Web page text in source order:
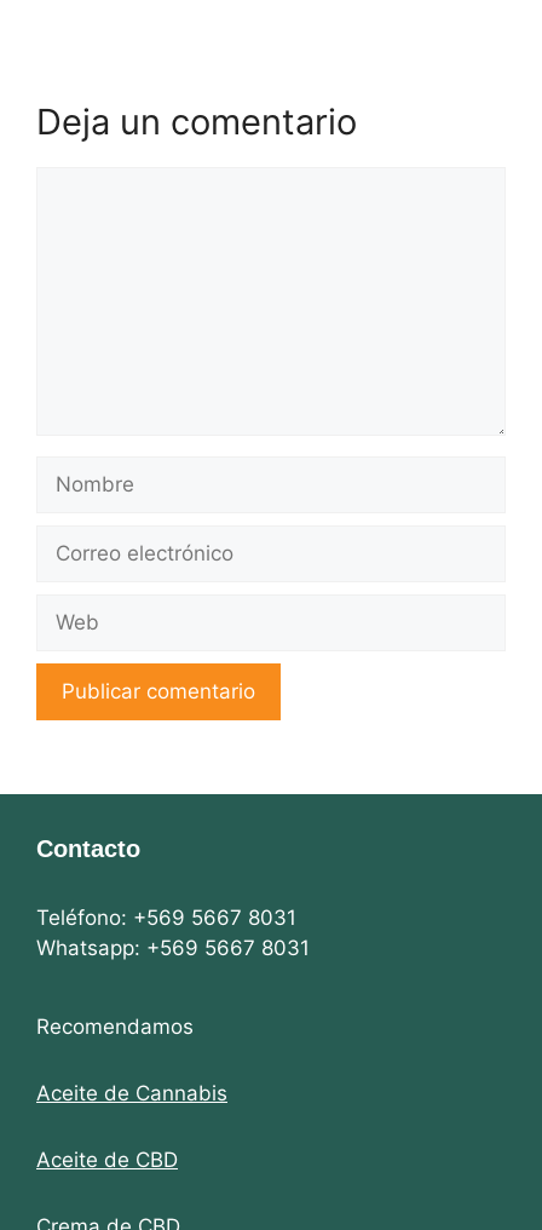
Deja un comentario
Nombre
Correo
Web
Contacto
Teléfono: +569 5667 8031
Whatsapp: +569 5667 8031
Recomendamos
Aceite de Cannabis
Aceite de CBD